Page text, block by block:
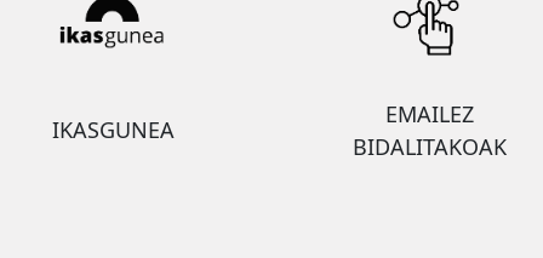
IKASGUNEA
EMAILEZ
BIDALITAKOAK